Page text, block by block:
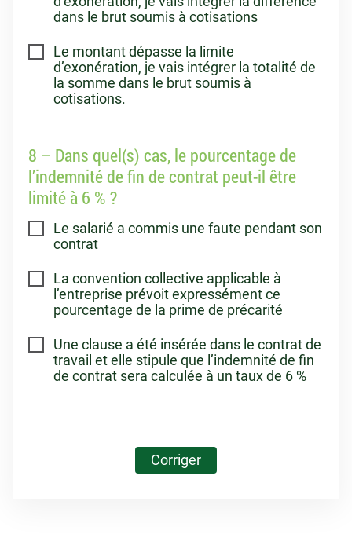
dans le brut soumis à cotisations
Le montant dépasse la limite
d’exonération, je vais intégrer la totalité de
la somme dans le brut soumis à
cotisations.
8 – Dans quel(s) cas, le pourcentage de
l’indemnité de fin de contrat peut-il être
limité à 6 % ?
Le salarié a commis une faute pendant son
contrat
La convention collective applicable à
l’entreprise prévoit expressément ce
pourcentage de la prime de précarité
Une clause a été insérée dans le contrat de
travail et elle stipule que l’indemnité de fin
de contrat sera calculée à un taux de 6 %
Corriger